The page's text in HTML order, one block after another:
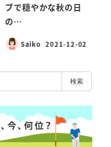
ブで穏やかな秋の日
の…
Saiko 2021-12-02
検索